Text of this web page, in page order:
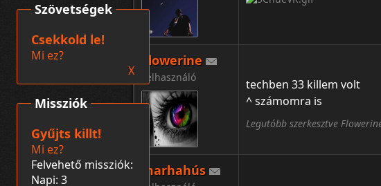
Flowerine
Felhasználó
techben 33 killem volt
^ számomra is
Legutóbb szerkesztve
marhahús
Missziók
Gyűjts killt!
Mi ez?
Felvehető missziók:
Napi: 3
Szövetségek
Csekkold le!
Mi ez?
X